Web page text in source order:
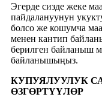
Эгерде сизде жеке
пайдалануунун
болсо же кошумча
менен кантип
берилген байланыш
байланышыңыз.
КУПУЯЛУУЛУК
ӨЗГӨРТҮҮЛӨР